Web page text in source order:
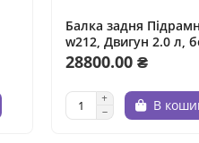
Балка задня
w212, Двигун 2.0 л,
рік.
28800.00 ₴
В